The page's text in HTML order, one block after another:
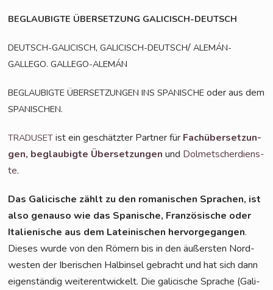
BEGLAUBIGTE ÜBERSETZUNG GALICISCH-DEUTSCH
DEUTSCH-GALICISCH,GALICISCH-DEUTSCH/ALEMÁN-
GALLEGO.GALLEGO-ALEMÁN
BEGLAUBIGTE ÜBERSETZUNGEN INS SPANISCHE oder aus dem
SPANISCHEN.
TRADUSET ist ein geschätz­ter Part­ner für Fach­über­set­zun­
gen, beglau­big­te Über­set­zun­gen und Dol­met­scher­diens­
te.
Das Gali­cische zählt zu den roma­ni­schen Spra­chen, ist
also genau­so wie das Spa­ni­sche, Fran­zö­si­sche oder
Ita­lie­ni­sche aus dem Latei­ni­schen her­vor­ge­gan­gen.
Die­ses wur­de von den Römern bis in den äußers­ten Nord­
wes­ten der Ibe­ri­schen Halb­in­sel gebracht und hat sich dann
eigen­stän­dig wei­ter­ent­wi­ckelt. Die gali­cische Spra­che (Gali­